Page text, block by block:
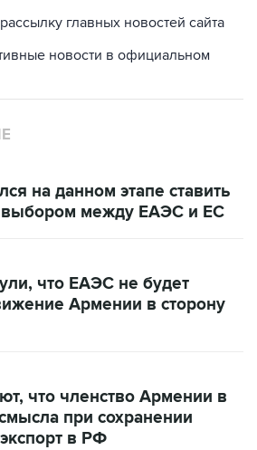
главных новостей сайта
новости в официальном
на данном этапе ставить
между ЕАЭС и ЕС
что ЕАЭС не будет
Армении в сторону
что членство Армении в
при сохранении
в РФ